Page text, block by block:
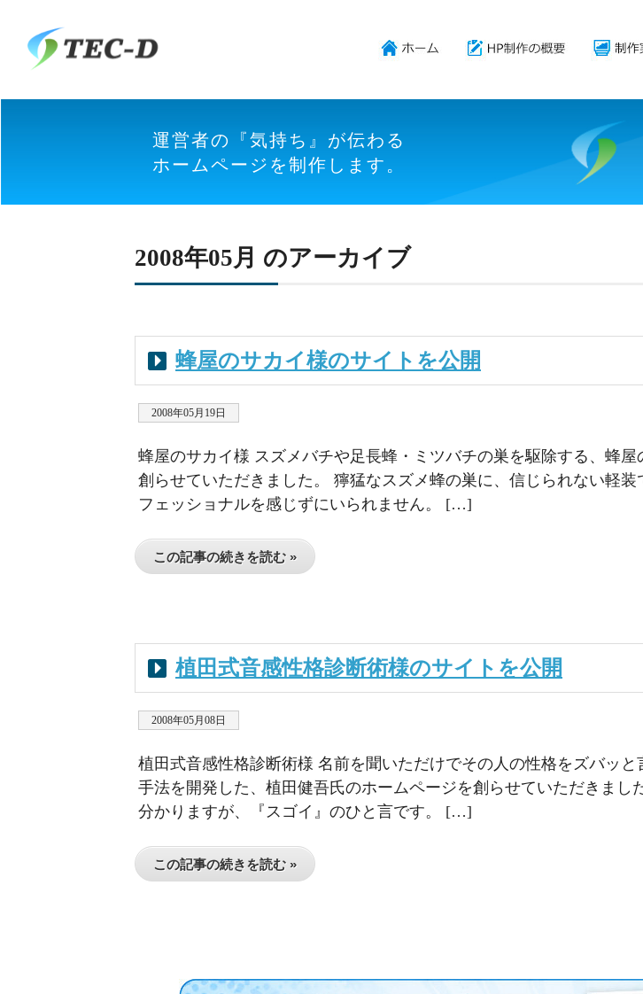
運営者の『気持ち』が伝わる
ホームページを制作します。
2008年05月 のアーカイブ
蜂屋のサカイ様のサイトを公開
2008年05月19日
蜂屋のサカイ様 スズメバチや足長蜂・ミツバチの巣を駆除する、蜂
創らせていただきました。 獰猛なスズメ蜂の巣に、信じられない軽装
フェッショナルを感じずにいられません。 […]
この記事の続きを読む »
植田式音感性格診断術様のサイトを公開
2008年05月08日
植田式音感性格診断術様 名前を聞いただけでその人の性格をズバッ
手法を開発した、植田健吾氏のホームページを創らせていただきまし
分かりますが、『スゴイ』のひと言です。 […]
この記事の続きを読む »